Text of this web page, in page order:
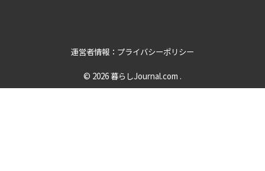
運営者情報：プライバシーポリシー
© 2026 暮らしJournal.com .